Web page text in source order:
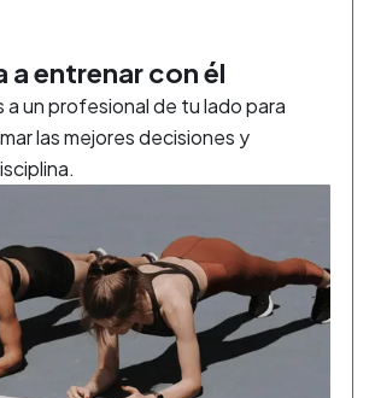
a entrenar con él
a un profesional de tu lado para
las mejores decisiones y